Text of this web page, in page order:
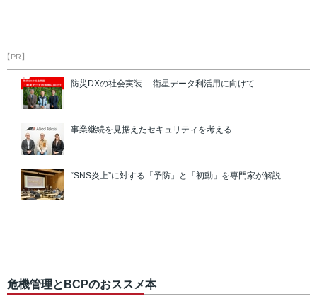
【PR】
防災DXの社会実装 －衛星データ利活用に向けて
事業継続を見据えたセキュリティを考える
“SNS炎上”に対する「予防」と「初動」を専門家が解説
危機管理とBCPのおススメ本